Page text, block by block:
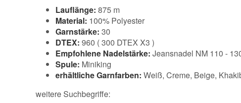
Lauflänge: 875 m
Material: 100% Polyester
Garnstärke: 30
DTEX: 960 ( 300 DTEX X3 )
Empfohlene Nadelstärke: Jeansnadel NM 110 -
Spule: Miniking
erhältliche Garnfarben: Weiß, Creme, Beige,
weitere Suchbegriffe: